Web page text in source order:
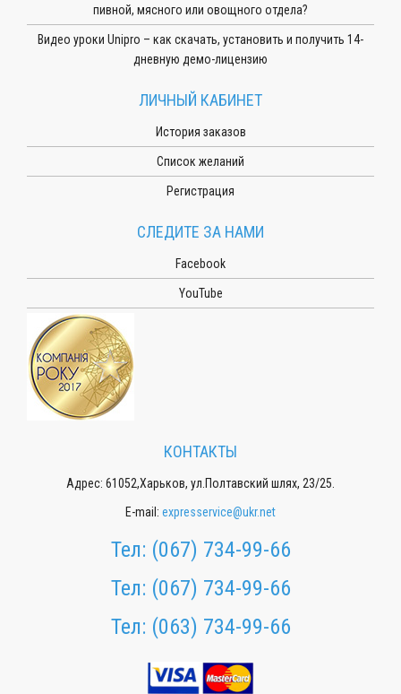
пивной, мясного или овощного отдела?
Видео уроки Unipro – как скачать, установить и получить 14-
дневную демо-лицензию
ЛИЧНЫЙ КАБИНЕТ
История заказов
Список желаний
Регистрация
СЛЕДИТЕ ЗА НАМИ
Facebook
YouTube
КОНТАКТЫ
Адрес: 61052,Харьков, ул.Полтавский шлях, 23/25.
E-mail: expresservice@ukr.net
Тел: (067) 734-99-66
Тел: (067) 734-99-66
Тел: (063) 734-99-66